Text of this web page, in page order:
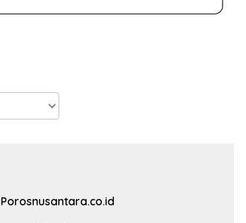
Porosnusantara.co.id